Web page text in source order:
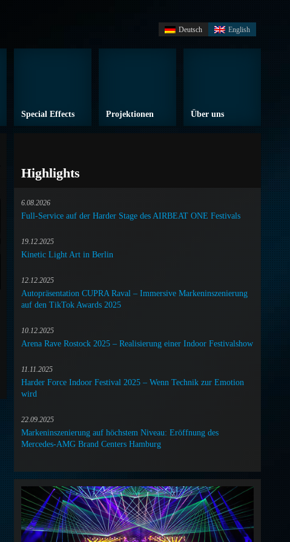
Deutsch English
Special Effects Projektionen Über uns
Highlights
6.08.2026
Full-Service auf der Harder Stage des AIRBEAT ONE Festivals
19.12.2025
Kinetic Light Art in Berlin
12.12.2025
Autopräsentation CUPRA Raval – Immersive Markeninszenierung
auf den TikTok Awards 2025
10.12.2025
Arena Rave Rostock 2025 – Realisierung einer Indoor Festivalshow
11.11.2025
Harder Force Indoor Festival 2025 – Wenn Technik zur Emotion
wird
22.09.2025
Markeninszenierung auf höchstem Niveau: Eröffnung des
Mercedes-AMG Brand Centers Hamburg